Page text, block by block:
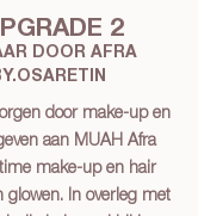
2
DOOR AFRA
door make-up en
aan MUAH Afra
make-up en hair
glowen. In overleg met